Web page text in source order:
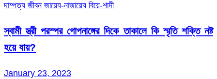
দাম্পত্য জীবন জায়েয-নাজায়েয বিয়ে-শাদী
স্বামী স্ত্রী পরস্পর গোপনাঙ্গের দিকে তাকালে কি স্মৃতি শক্তি নষ্ট
হয়ে যায়?
January 23, 2023